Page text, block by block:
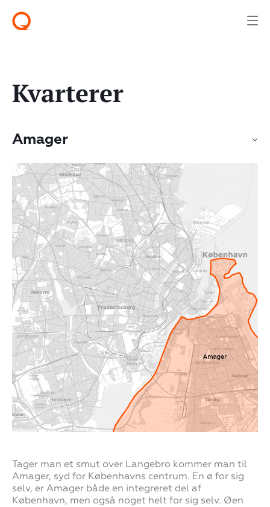
Kvarterer
Amager
Tager man et smut over Langebro kommer man til
Amager, syd for Københavns centrum. En ø for sig
selv, er Amager både en integreret del af
København, men også noget helt for sig selv. Øen